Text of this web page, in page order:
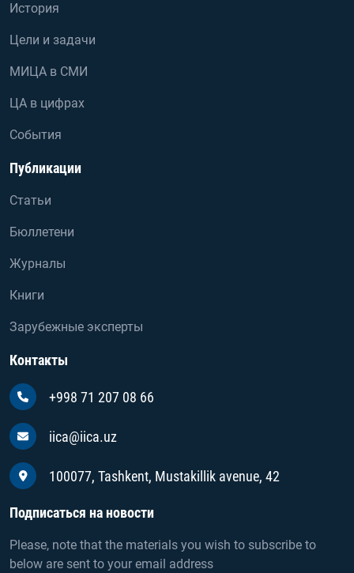
История
Цели и задачи
МИЦА в СМИ
ЦА в цифрах
События
Публикации
Статьи
Бюллетени
Журналы
Книги
Зарубежные эксперты
Контакты
+998 71 207 08 66
iica@iica.uz
100077, Tashkent, Mustakillik avenue, 42
Подписаться на новости
Please, note that the materials you wish to subscribe to
below are sent to your email address